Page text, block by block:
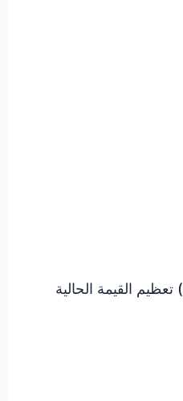
أهداف الإدارة المالية (1) تعظيم القيمة الحالية